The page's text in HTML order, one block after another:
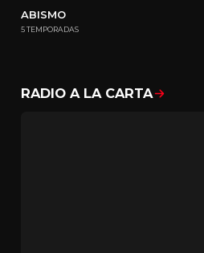
ABISMO
5 TEMPORADAS
RADIO A LA CARTAMostrar todo